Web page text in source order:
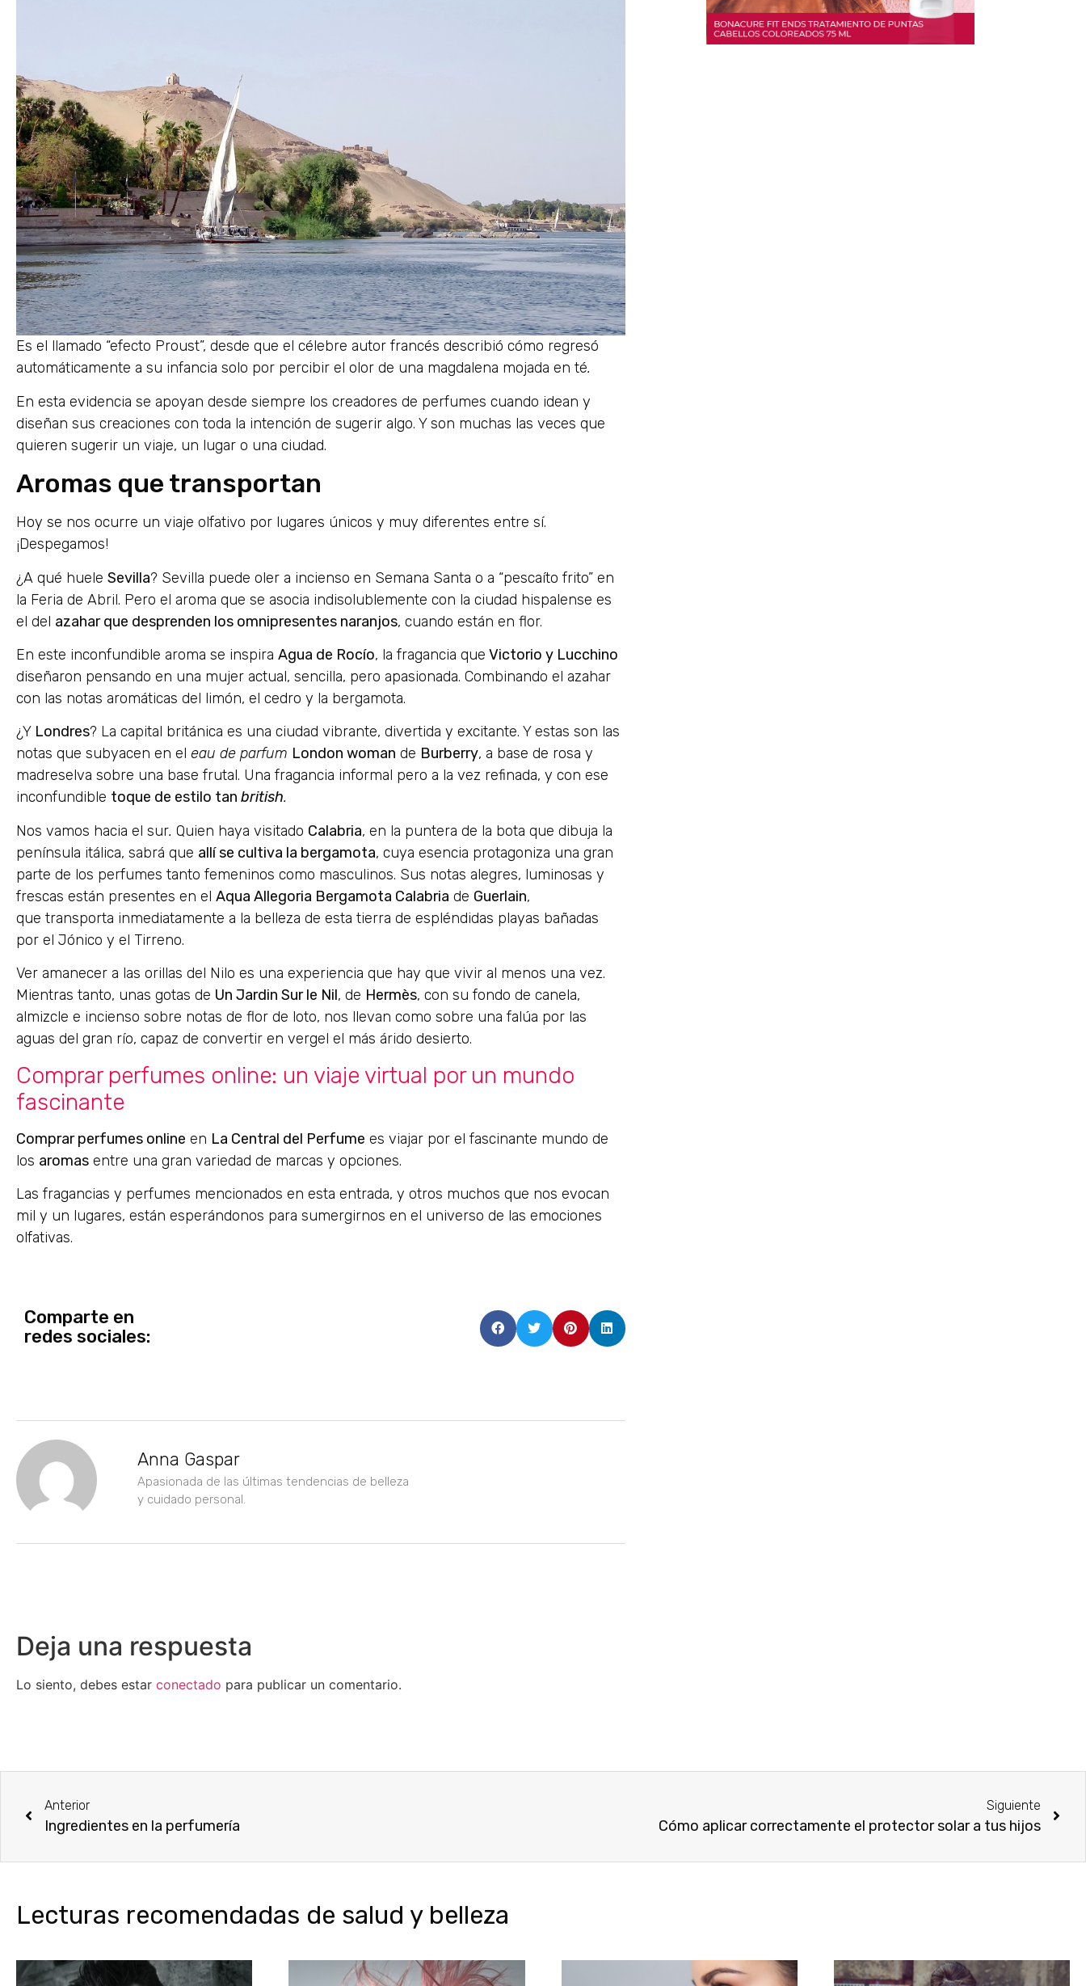
Es el llamado “efecto Proust”, desde que el célebre autor francés describió cómo regresó
automáticamente a su infancia solo por percibir el olor de una magdalena mojada en té.
En esta evidencia se apoyan desde siempre los creadores de perfumes cuando idean y
diseñan sus creaciones con toda la intención de sugerir algo. Y son muchas las veces que
quieren sugerir un viaje, un lugar o una ciudad.
Aromas que transportan
Hoy se nos ocurre un viaje olfativo por lugares únicos y muy diferentes entre sí.
¡Despegamos!
¿A qué huele Sevilla? Sevilla puede oler a incienso en Semana Santa o a “pescaíto frito” en
la Feria de Abril. Pero el aroma que se asocia indisolublemente con la ciudad hispalense es
el del azahar que desprenden los omnipresentes naranjos, cuando están en flor.
En este inconfundible aroma se inspira Agua de Rocío, la fragancia que Victorio y Lucchino
diseñaron pensando en una mujer actual, sencilla, pero apasionada. Combinando el azahar
con las notas aromáticas del limón, el cedro y la bergamota.
¿Y Londres? La capital británica es una ciudad vibrante, divertida y excitante. Y estas son las
notas que subyacen en el eau de parfum London woman de Burberry, a base de rosa y
madreselva sobre una base frutal. Una fragancia informal pero a la vez refinada, y con ese
inconfundible toque de estilo tan british.
Nos vamos hacia el sur. Quien haya visitado Calabria, en la puntera de la bota que dibuja la
península itálica, sabrá que allí se cultiva la bergamota, cuya esencia protagoniza una gran
parte de los perfumes tanto femeninos como masculinos. Sus notas alegres, luminosas y
frescas están presentes en el Aqua Allegoria Bergamota Calabria de Guerlain,
que transporta inmediatamente a la belleza de esta tierra de espléndidas playas bañadas
por el Jónico y el Tirreno.
Ver amanecer a las orillas del Nilo es una experiencia que hay que vivir al menos una vez.
Mientras tanto, unas gotas de Un Jardin Sur le Nil, de Hermès, con su fondo de canela,
almizcle e incienso sobre notas de flor de loto, nos llevan como sobre una falúa por las
aguas del gran río, capaz de convertir en vergel el más árido desierto.
Comprar perfumes online: un viaje virtual por un mundo
fascinante
Comprar perfumes online en La Central del Perfume es viajar por el fascinante mundo de
los aromas entre una gran variedad de marcas y opciones.
Las fragancias y perfumes mencionados en esta entrada, y otros muchos que nos evocan
mil y un lugares, están esperándonos para sumergirnos en el universo de las emociones
olfativas.
Comparte en
redes sociales:
Anna Gaspar
Apasionada de las últimas tendencias de belleza
y cuidado personal.
Deja una respuesta
Lo siento, debes estar conectado para publicar un comentario.
Anterior
Ingredientes en la perfumería
Siguiente
Cómo aplicar correctamente el protector solar a tus hijos
Lecturas recomendadas de salud y belleza